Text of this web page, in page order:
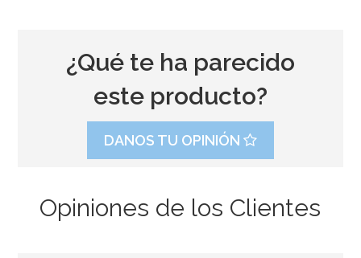
¿Qué te ha parecido
este producto?
DANOS TU OPINIÓN
Opiniones de los Clientes